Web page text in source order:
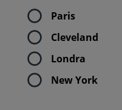
Paris
Cleveland
Londra
New York